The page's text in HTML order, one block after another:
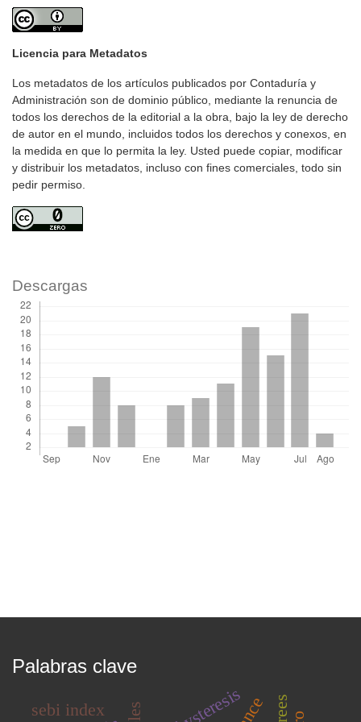
Licencia para Metadatos
Los metadatos de los artículos publicados por Contaduría y
Administración son de dominio público, mediante la renuncia de
todos los derechos de la editorial a la obra, bajo la ley de derecho
de autor en el mundo, incluidos todos los derechos y conexos, en
la medida en que lo permita la ley. Usted puede copiar, modificar
y distribuir los metadatos, incluso con fines comerciales, todo sin
pedir permiso.
Descargas
Palabras clave
hysteresis
sebi index